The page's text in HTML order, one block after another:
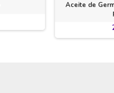
Aceite de